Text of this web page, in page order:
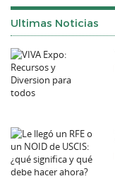
Ultimas Noticias